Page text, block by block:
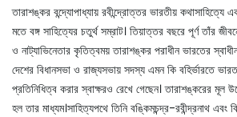
তারাশঙ্কর বন্দ্যোপাধ্যায় রবীন্দ্রোত্তর ভারতীয়
মতে বঙ্গ সাহিত্যের চতুর্থ সম্রাট। তিয়াত্তর বছরে পূর্ণ তাঁর
ও নাট্যাভিনেতার কৃতিত্বময় তারাশঙ্কর পরাধীন ভারতের
দেশের বিধানসভা ও রাজ্যসভায় সদস্য এমন কি বহির্ভারতে
প্রতিনিধিত্ব করার স্বাক্ষরও রেখে গেছেন। তারাশঙ্করের মূল
হল তার মাধ্যম।সাহিত্যপথে তিনি বঙ্কিমচন্দ্র-রবীন্দ্রনাথ এবং